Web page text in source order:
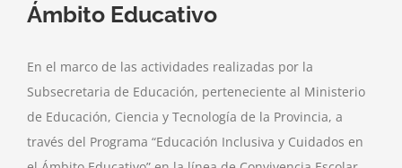
Ámbito Educativo
En el marco de las actividades realizadas por la
Subsecretaria de Educación, perteneciente al Ministerio
de Educación, Ciencia y Tecnología de la Provincia, a
través del Programa “Educación Inclusiva y Cuidados en